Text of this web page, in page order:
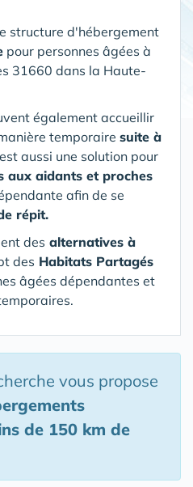
structure d'hébergement
pour personnes âgées à
31660 dans la Haute-
également accueillir
temporaire suite à
aussi une solution pour
aux aidants et proches
afin de se
répit.
des alternatives à
des Habitats Partagés
âgées dépendantes et
vous propose
de 150 km de